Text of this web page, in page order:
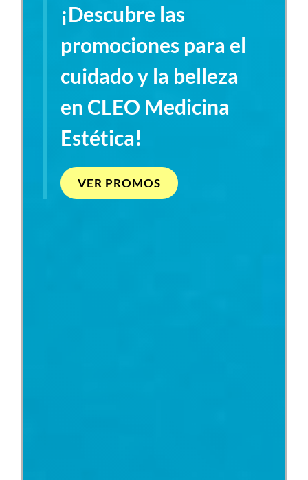
¡Descubre las
promociones para el
cuidado y la belleza
en CLEO Medicina
Estética!
VER PROMOS